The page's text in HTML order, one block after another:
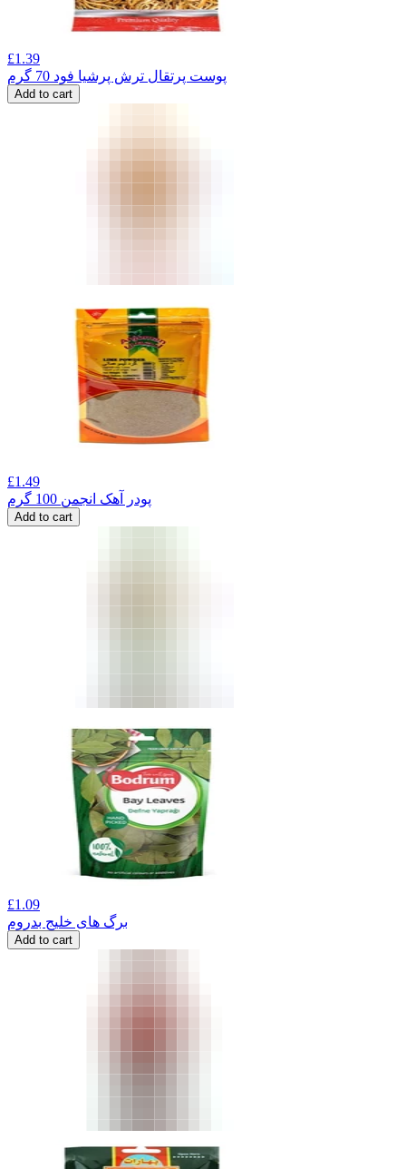
£1.39
پوست پرتقال ترش پرشیا فود 70 گرم
Add to cart
£1.49
پودر آهک انجمن 100 گرم
Add to cart
£1.09
برگ های خلیج بدروم
Add to cart